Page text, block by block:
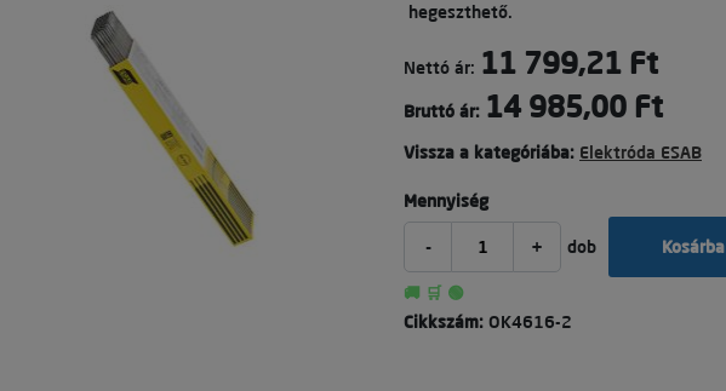
hegeszthető.
Nettó ár: 11 799,21 Ft
Bruttó ár: 14 985,00 Ft
Vissza a kategóriába: Elektróda ESAB
Mennyiség
- + dob Kosárba
🚚 🛒 🟢
Cikkszám: OK4616-2